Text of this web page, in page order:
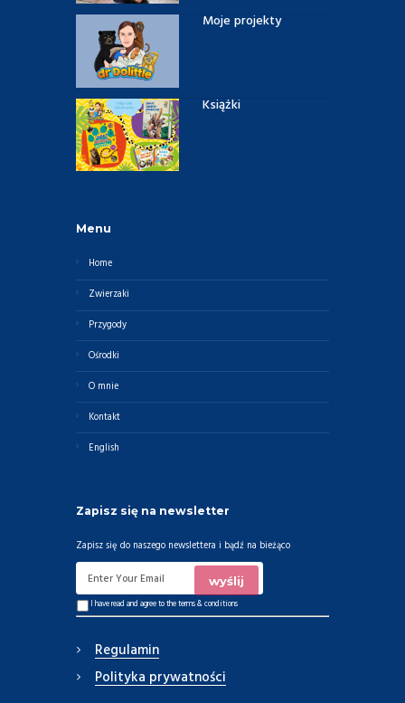
Moje projekty
Książki
Menu
Home
Zwierzaki
Przygody
Ośrodki
O mnie
Kontakt
English
Zapisz się na newsletter
Zapisz się do naszego newslettera i bądź na bieżąco
I have read and agree to theterms & conditions
Regulamin
Polityka prywatności